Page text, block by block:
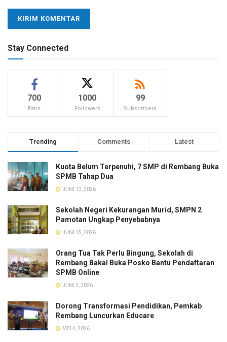
Stay Connected
700
Fans
1000
Followers
99
Subscribers
Trending Comments Latest
Kuota Belum Terpenuhi, 7 SMP di Rembang Buka
SPMB Tahap Dua
JUNI 13, 2026
Sekolah Negeri Kekurangan Murid, SMPN 2
Pamotan Ungkap Penyebabnya
JUNI 15, 2026
Orang Tua Tak Perlu Bingung, Sekolah di
Rembang Bakal Buka Posko Bantu Pendaftaran
SPMB Online
JUNI 3, 2026
Dorong Transformasi Pendidikan, Pemkab
Rembang Luncurkan Educare
MEI 4, 2026